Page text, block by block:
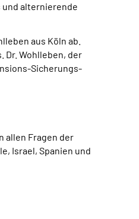
und alternierende
aus Köln ab.
Dr. Wohlleben, der
Sicherungs-
allen Fragen der
Israel, Spanien und